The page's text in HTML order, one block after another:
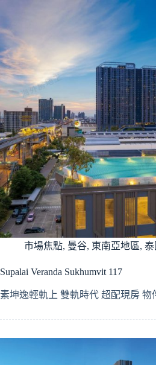
市場焦點, 曼谷, 東南亞地區, 泰
Supalai Veranda Sukhumvit 117
素坤逸輕軌上 雙軌時代 超配現房